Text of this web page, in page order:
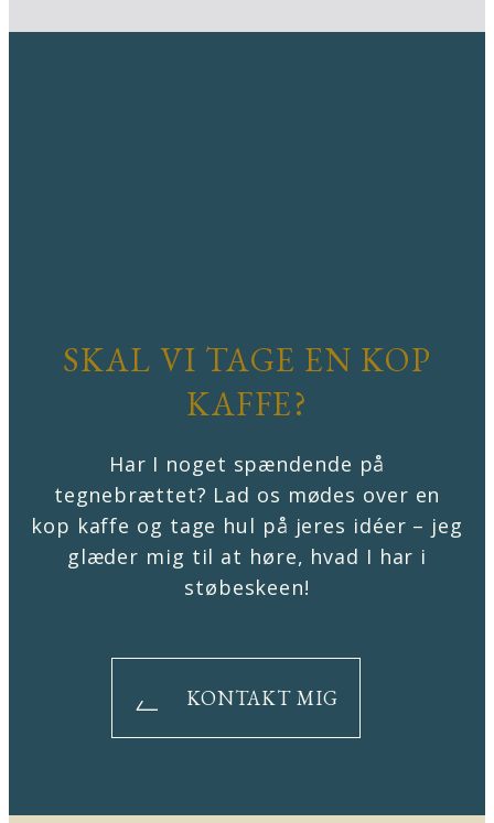
SKAL VI TAGE EN KOP
KAFFE?
Har I noget spændende på
tegnebrættet? Lad os mødes over en
kop kaffe og tage hul på jeres idéer – jeg
glæder mig til at høre, hvad I har i
støbeskeen!
KONTAKT MIG